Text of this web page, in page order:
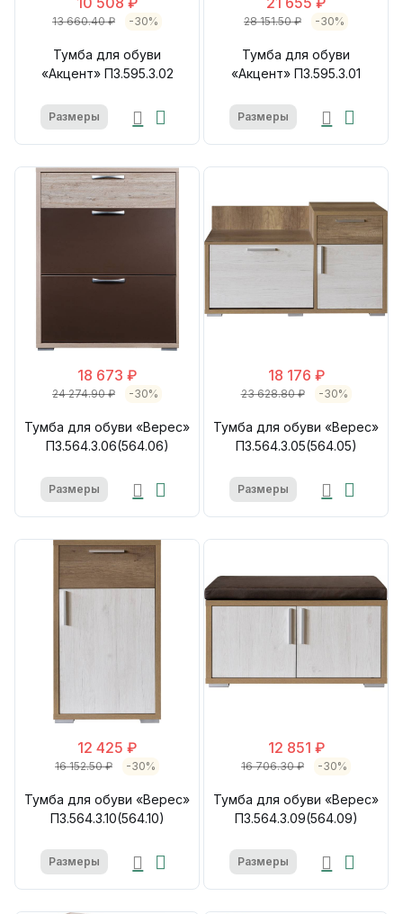
13 660.40 ₽ -30%
Тумба для обуви
«Акцент» П3.595.3.02
Размеры
28 151.50 ₽ -30%
Тумба для обуви
«Акцент» П3.595.3.01
Размеры
18 673 ₽
24 274.90 ₽ -30%
Тумба для обуви «Верес»
П3.564.3.06(564.06)
Размеры
18 176 ₽
23 628.80 ₽ -30%
Тумба для обуви «Верес»
П3.564.3.05(564.05)
Размеры
12 425 ₽
16 152.50 ₽ -30%
Тумба для обуви «Верес»
П3.564.3.10(564.10)
Размеры
12 851 ₽
16 706.30 ₽ -30%
Тумба для обуви «Верес»
П3.564.3.09(564.09)
Размеры